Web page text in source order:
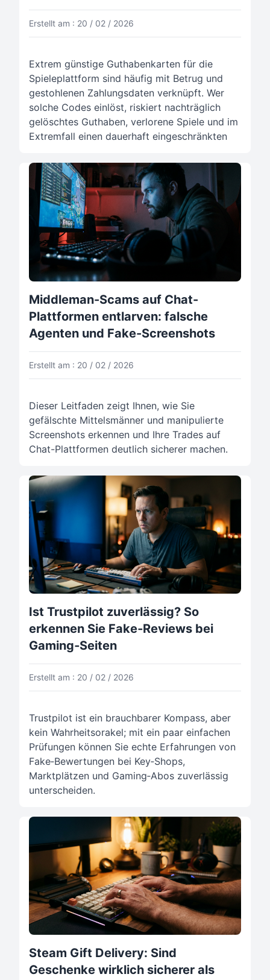
Erstellt am : 20 / 02 / 2026
Extrem günstige Guthabenkarten für die
Spieleplattform sind häufig mit Betrug und
gestohlenen Zahlungsdaten verknüpft. Wer
solche Codes einlöst, riskiert nachträglich
gelöschtes Guthaben, verlorene Spiele und im
Extremfall einen dauerhaft eingeschränkten
Middleman-Scams auf Chat-
Plattformen entlarven: falsche
Agenten und Fake-Screenshots
Erstellt am : 20 / 02 / 2026
Dieser Leitfaden zeigt Ihnen, wie Sie
gefälschte Mittelsmänner und manipulierte
Screenshots erkennen und Ihre Trades auf
Chat-Plattformen deutlich sicherer machen.
Ist Trustpilot zuverlässig? So
erkennen Sie Fake‑Reviews bei
Gaming‑Seiten
Erstellt am : 20 / 02 / 2026
Trustpilot ist ein brauchbarer Kompass, aber
kein Wahrheitsorakel; mit ein paar einfachen
Prüfungen können Sie echte Erfahrungen von
Fake‑Bewertungen bei Key‑Shops,
Marktplätzen und Gaming‑Abos zuverlässig
unterscheiden.
Steam Gift Delivery: Sind
Geschenke wirklich sicherer als